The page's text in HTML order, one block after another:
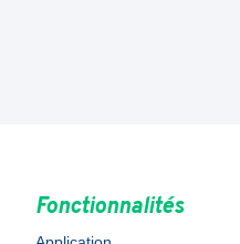
Fonctionnalités